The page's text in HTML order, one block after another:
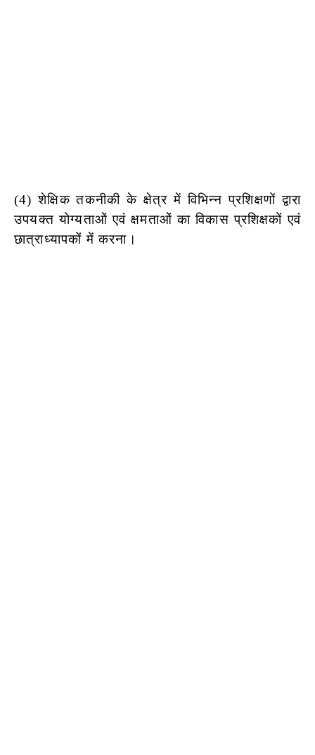
(4) शेक्षिक तकनीकी के क्षेत्र में विभिन्न प्रशिक्षणों द्वारा
उपयक्त योग्यताओं एवं क्षमताओंका विकास प्रशिक्षकों एवं
छात्राध्यापकों में करना।